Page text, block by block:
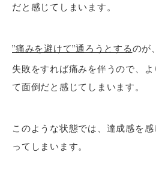
だと感じてしまいます。
”痛みを避けて”通ろうとするのが
失敗をすれば痛みを伴うので、
て面倒だと感じてしまいます。
このような状態では、達成感を
ってしまいます。